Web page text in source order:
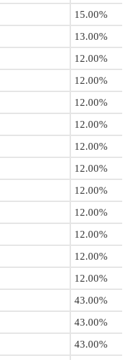
15.00%
13.00%
12.00%
12.00%
12.00%
12.00%
12.00%
12.00%
12.00%
12.00%
12.00%
12.00%
12.00%
43.00%
43.00%
43.00%